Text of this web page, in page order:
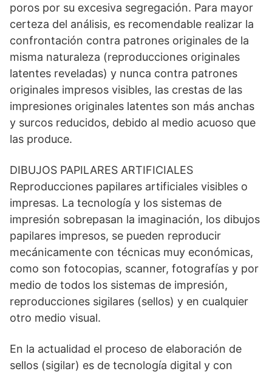
poros por su excesiva segregación. Para mayor
certeza del análisis, es recomendable realizar la
confrontación contra patrones originales de la
misma naturaleza (reproducciones originales
latentes reveladas) y nunca contra patrones
originales impresos visibles, las crestas de las
impresiones originales latentes son más anchas
y surcos reducidos, debido al medio acuoso que
las produce.
DIBUJOS PAPILARES ARTIFICIALES
Reproducciones papilares artificiales visibles o
impresas. La tecnología y los sistemas de
impresión sobrepasan la imaginación, los dibujos
papilares impresos, se pueden reproducir
mecánicamente con técnicas muy económicas,
como son fotocopias, scanner, fotografías y por
medio de todos los sistemas de impresión,
reproducciones sigilares (sellos) y en cualquier
otro medio visual.
En la actualidad el proceso de elaboración de
sellos (sigilar) es de tecnología digital y con